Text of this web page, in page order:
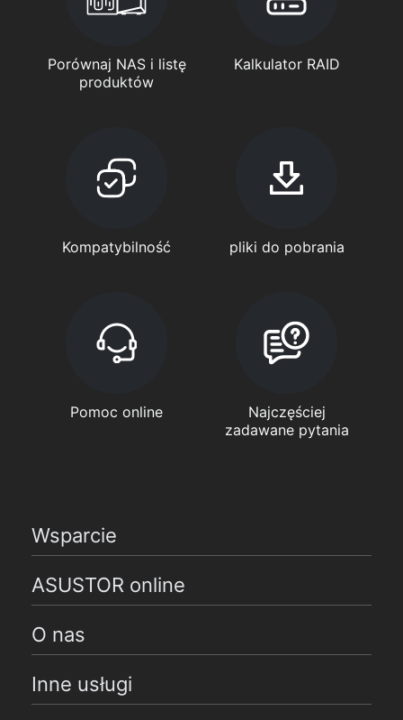
Porównaj NAS i listę
produktów
Kalkulator RAID
Kompatybilność pliki do pobrania
Pomoc online
Najczęściej
zadawane pytania
Wsparcie
ASUSTOR online
O nas
Inne usługi